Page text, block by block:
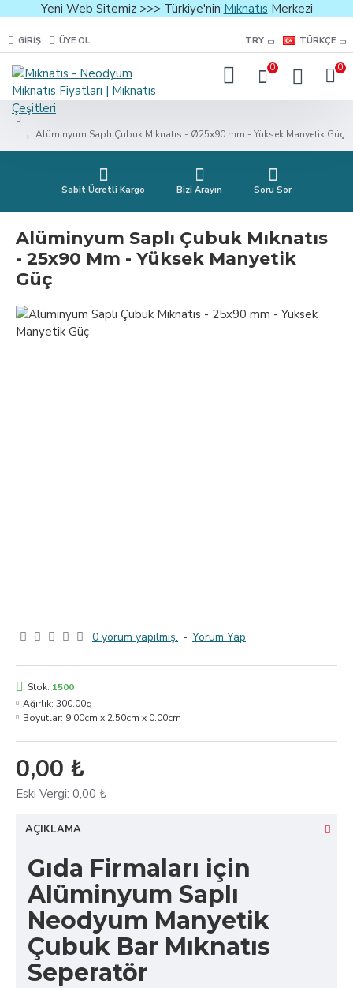
Yeni Web Sitemiz >>> Türkiye'nin Mıknatıs Merkezi
GIRIŞ ÜYE OL TRY TÜRKÇE
0 0
Alüminyum Saplı Çubuk Mıknatıs - Ø25x90 mm - Yüksek Manyetik Güç
Sabit Ücretli Kargo Bizi Arayın Soru Sor
Alüminyum Saplı Çubuk Mıknatıs
- 25x90 Mm - Yüksek Manyetik
Güç
0 yorum yapılmış. - Yorum Yap
0,00 ₺
Eski Vergi: 0,00 ₺
Stok: 1500
Ağırlık: 300.00g
Boyutlar: 9.00cm x 2.50cm x 0.00cm
AÇIKLAMA
Gıda Firmaları için
Alüminyum Saplı
Neodyum Manyetik
Çubuk Bar Mıknatıs
Seperatör